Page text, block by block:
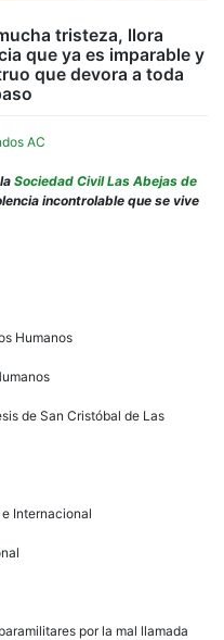
tristeza, llora
que ya es imparable y
que devora a toda
AC
Sociedad Civil Las Abejas de
incontrolable que se vive
Humanos
de San Cristóbal de Las
Internacional
por la mal llamada